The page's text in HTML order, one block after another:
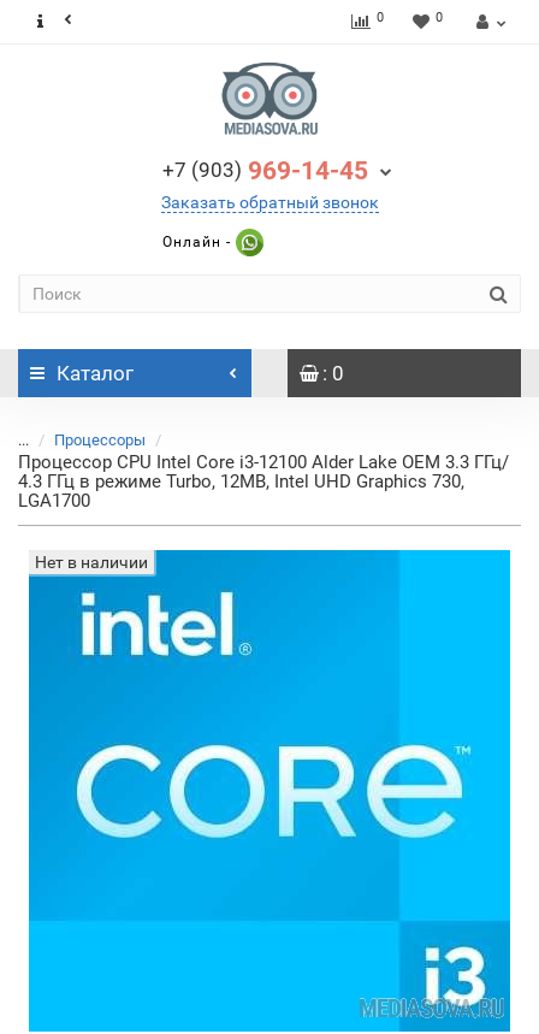
0 0
+7 (903) 969-14-45
Заказать обратный звонок
Онлайн -
Каталог : 0
... Процессоры
Процессор CPU Intel Core i3-12100 Alder Lake OEM 3.3 ГГц/
4.3 ГГц в режиме Turbo, 12MB, Intel UHD Graphics 730,
LGA1700
Нет в наличии